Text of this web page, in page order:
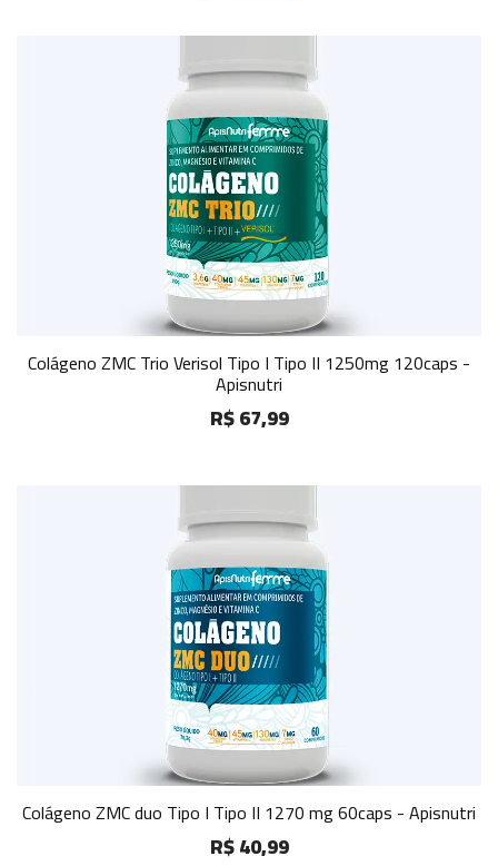
Colágeno ZMC Trio Verisol Tipo I Tipo II 1250mg 120caps -
Apisnutri
R$ 67,99
Colágeno ZMC duo Tipo I Tipo II 1270 mg 60caps - Apisnutri
R$ 40,99